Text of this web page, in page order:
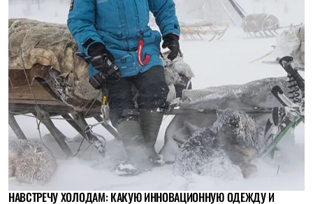
НАВСТРЕЧУ ХОЛОДАМ: КАКУЮ ИННОВАЦИОННУЮ ОДЕЖДУ И